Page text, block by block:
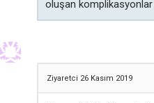
oluşan
Ziyaretci 26 Kasım 2019